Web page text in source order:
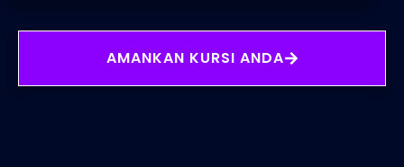
AMANKAN KURSI ANDA